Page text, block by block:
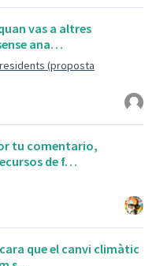
vas a altres
ana…
(proposta
tu comentario,
de f…
que el canvi climàtic